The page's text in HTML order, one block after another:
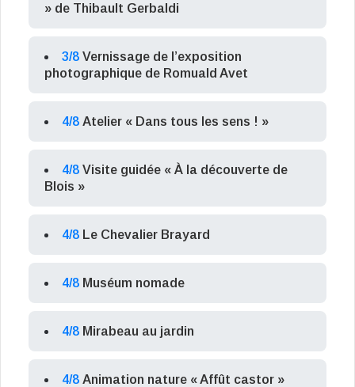
» de Thibault Gerbaldi
3/8 Vernissage de l’exposition
photographique de Romuald Avet
4/8 Atelier « Dans tous les sens ! »
4/8 Visite guidée « À la découverte de
Blois »
4/8 Le Chevalier Brayard
4/8 Muséum nomade
4/8 Mirabeau au jardin
4/8 Animation nature « Affût castor »